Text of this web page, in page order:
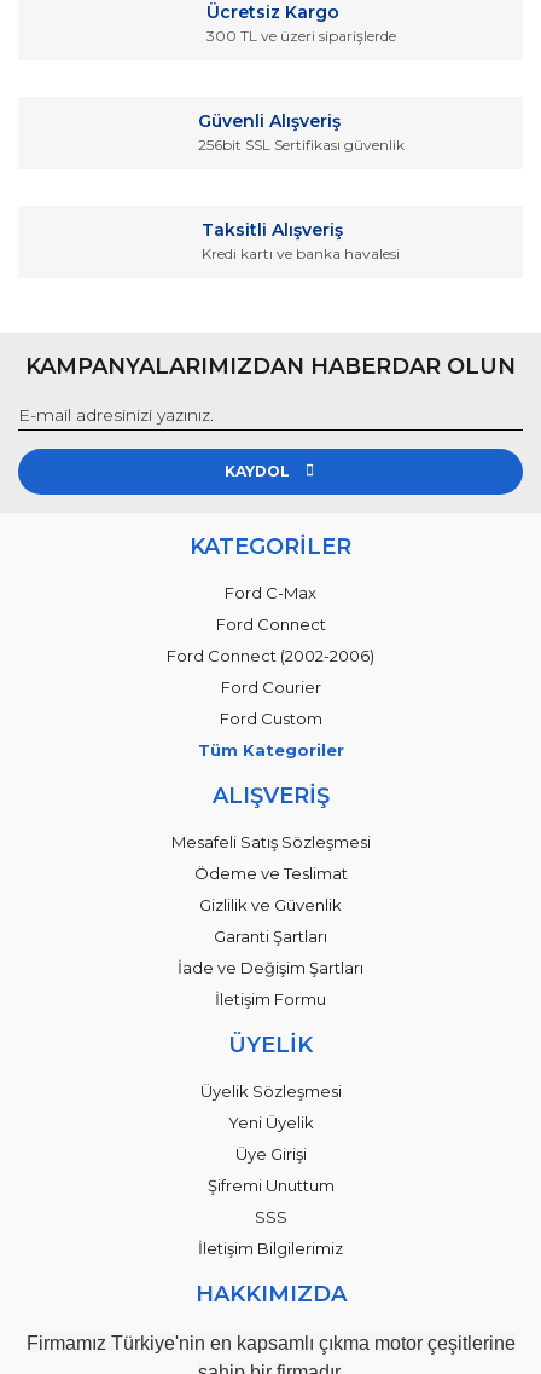
Ürün fiyatı diğer sitelerden daha pahalı.
Ücretsiz Kargo
300 TL ve üzeri siparişlerde
Güvenli Alışveriş
256bit SSL Sertifikası güvenlik
Taksitli Alışveriş
Kredi kartı ve banka havalesi
KAMPANYALARIMIZDAN HABERDAR OLUN
KAYDOL
KATEGORİLER
Ford C-Max
Ford Connect
Ford Connect (2002-2006)
Ford Courier
Ford Custom
Tüm Kategoriler
ALIŞVERİŞ
Mesafeli Satış Sözleşmesi
Ödeme ve Teslimat
Gizlilik ve Güvenlik
Garanti Şartları
İade ve Değişim Şartları
İletişim Formu
ÜYELİK
Üyelik Sözleşmesi
Yeni Üyelik
Üye Girişi
Şifremi Unuttum
SSS
İletişim Bilgilerimiz
HAKKIMIZDA
Firmamız Türkiye'nin en kapsamlı çıkma motor çeşitlerine